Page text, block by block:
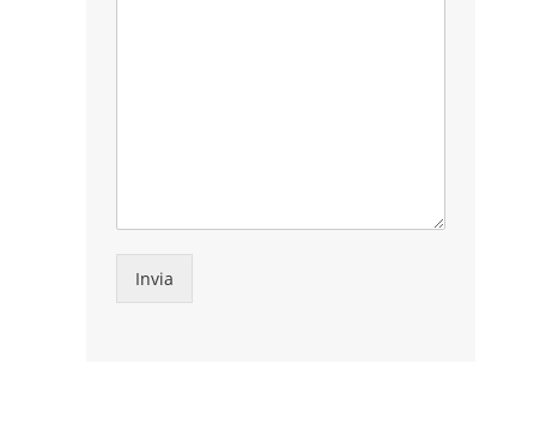
Invia